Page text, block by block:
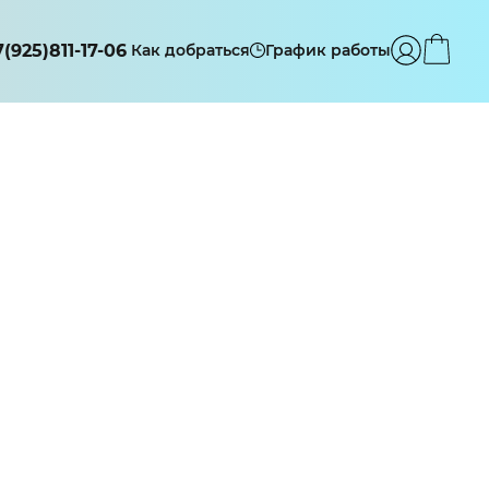
17-06 Как добраться График работы